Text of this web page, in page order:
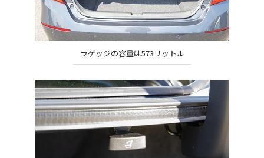
ラゲッジの容量は573リットル